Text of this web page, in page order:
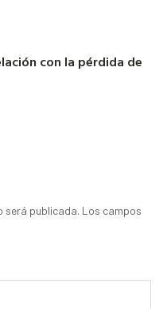
con la pérdida de
será publicada. Los campos